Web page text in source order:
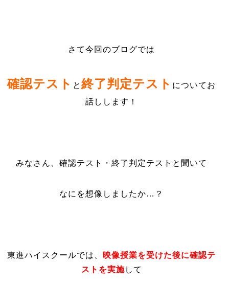
さて今回のブログでは
確認テスト と終了判定テスト についてお
話しします！
みなさん、確認テスト・終了判定テストと聞いて
なにを想像しましたか…？
東進ハイスクールでは、 映像授業を受けた後に確認テ
ストを実施して